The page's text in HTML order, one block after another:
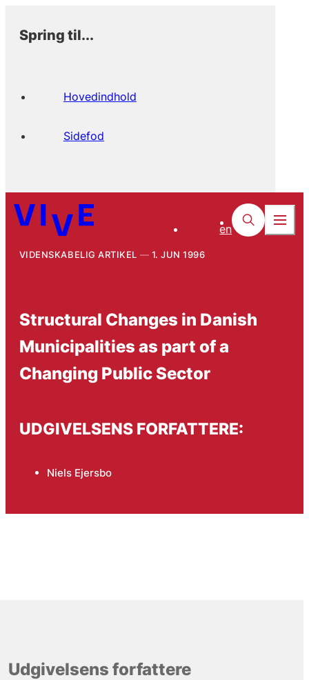
Spring til...
Hovedindhold
Sidefod
en
VIDENSKABELIG ARTIKEL 1. JUN 1996
Structural Changes in Danish
Municipalities as part of a
Changing Public Sector
UDGIVELSENS FORFATTERE:
Niels Ejersbo
Udgivelsens forfattere